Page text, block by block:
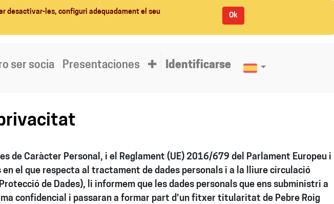
desactivar-les, configuri adequadament el seu
Ok
ser socia Presentaciones Identificarse
de Caràcter Personal, i el Reglament (UE) 2016/679 del Parlament Europeu i
el que respecta al tractament de dades personals i a la lliure circulació
de Dades), li informem que les dades personals que ens subministri a
confidencial i passaran a formar part d’un fitxer titularitat de Pebre Roig